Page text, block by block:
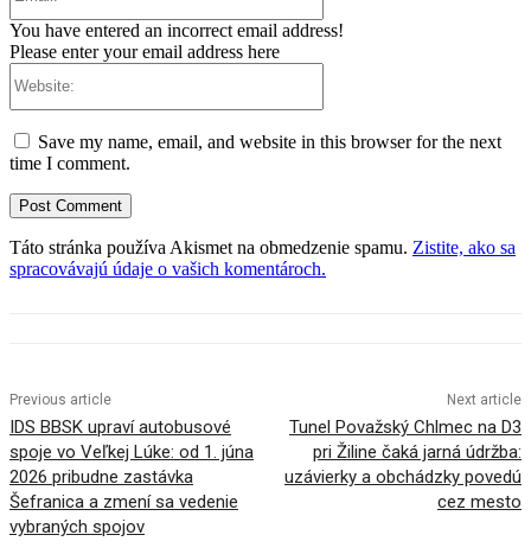
You have entered an incorrect email address!
Please enter your email address here
Save my name, email, and website in this browser for the next
time I comment.
Táto stránka používa Akismet na obmedzenie spamu. Zistite, ako sa
spracovávajú údaje o vašich komentároch.
Previous article
IDS BBSK upraví autobusové
spoje vo Veľkej Lúke: od 1. júna
2026 pribudne zastávka
Šefranica a zmení sa vedenie
vybraných spojov
Next article
Tunel Považský Chlmec na D3
pri Žiline čaká jarná údržba:
uzávierky a obchádzky povedú
cez mesto